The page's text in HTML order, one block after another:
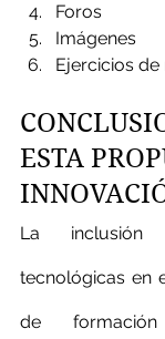
Foros
Imágenes
Ejercicios de
ESTA
La inclusión
tecnológicas en
de